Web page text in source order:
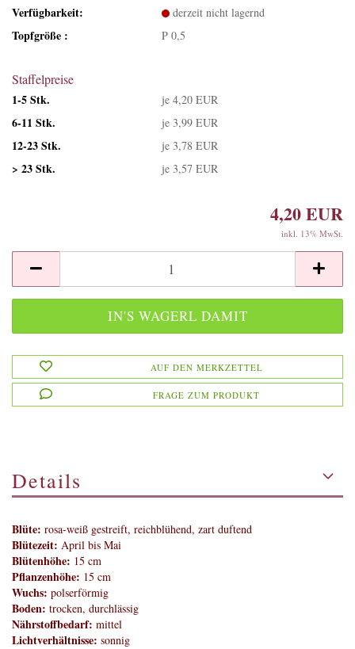
Verfügbarkeit: derzeit nicht lagernd
Topfgröße : P 0,5
Staffelpreise
1-5 Stk.
je 4,20 EUR
6-11 Stk. je 3,99 EUR
12-23 Stk. je 3,78 EUR
> 23 Stk. je 3,57 EUR
4,20 EUR
inkl. 13% MwSt.
AUF DEN MERKZETTEL
FRAGE ZUM PRODUKT
Details
Blüte: rosa-weiß gestreift, reichblühend, zart duftend
Blütezeit: April bis Mai
Blütenhöhe: 15 cm
Pflanzenhöhe: 15 cm
Wuchs: polserförmig
Boden: trocken, durchlässig
Nährstoffbedarf: mittel
Lichtverhältnisse: sonnig